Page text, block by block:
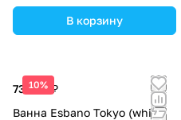
В корзину
10%
73 950 ₽
Ванна Esbano Tokyo (white)